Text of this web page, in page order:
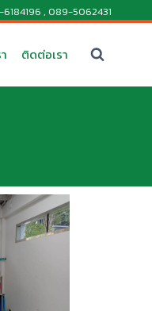
6184196 , 089-5062431
ติดต่อเรา